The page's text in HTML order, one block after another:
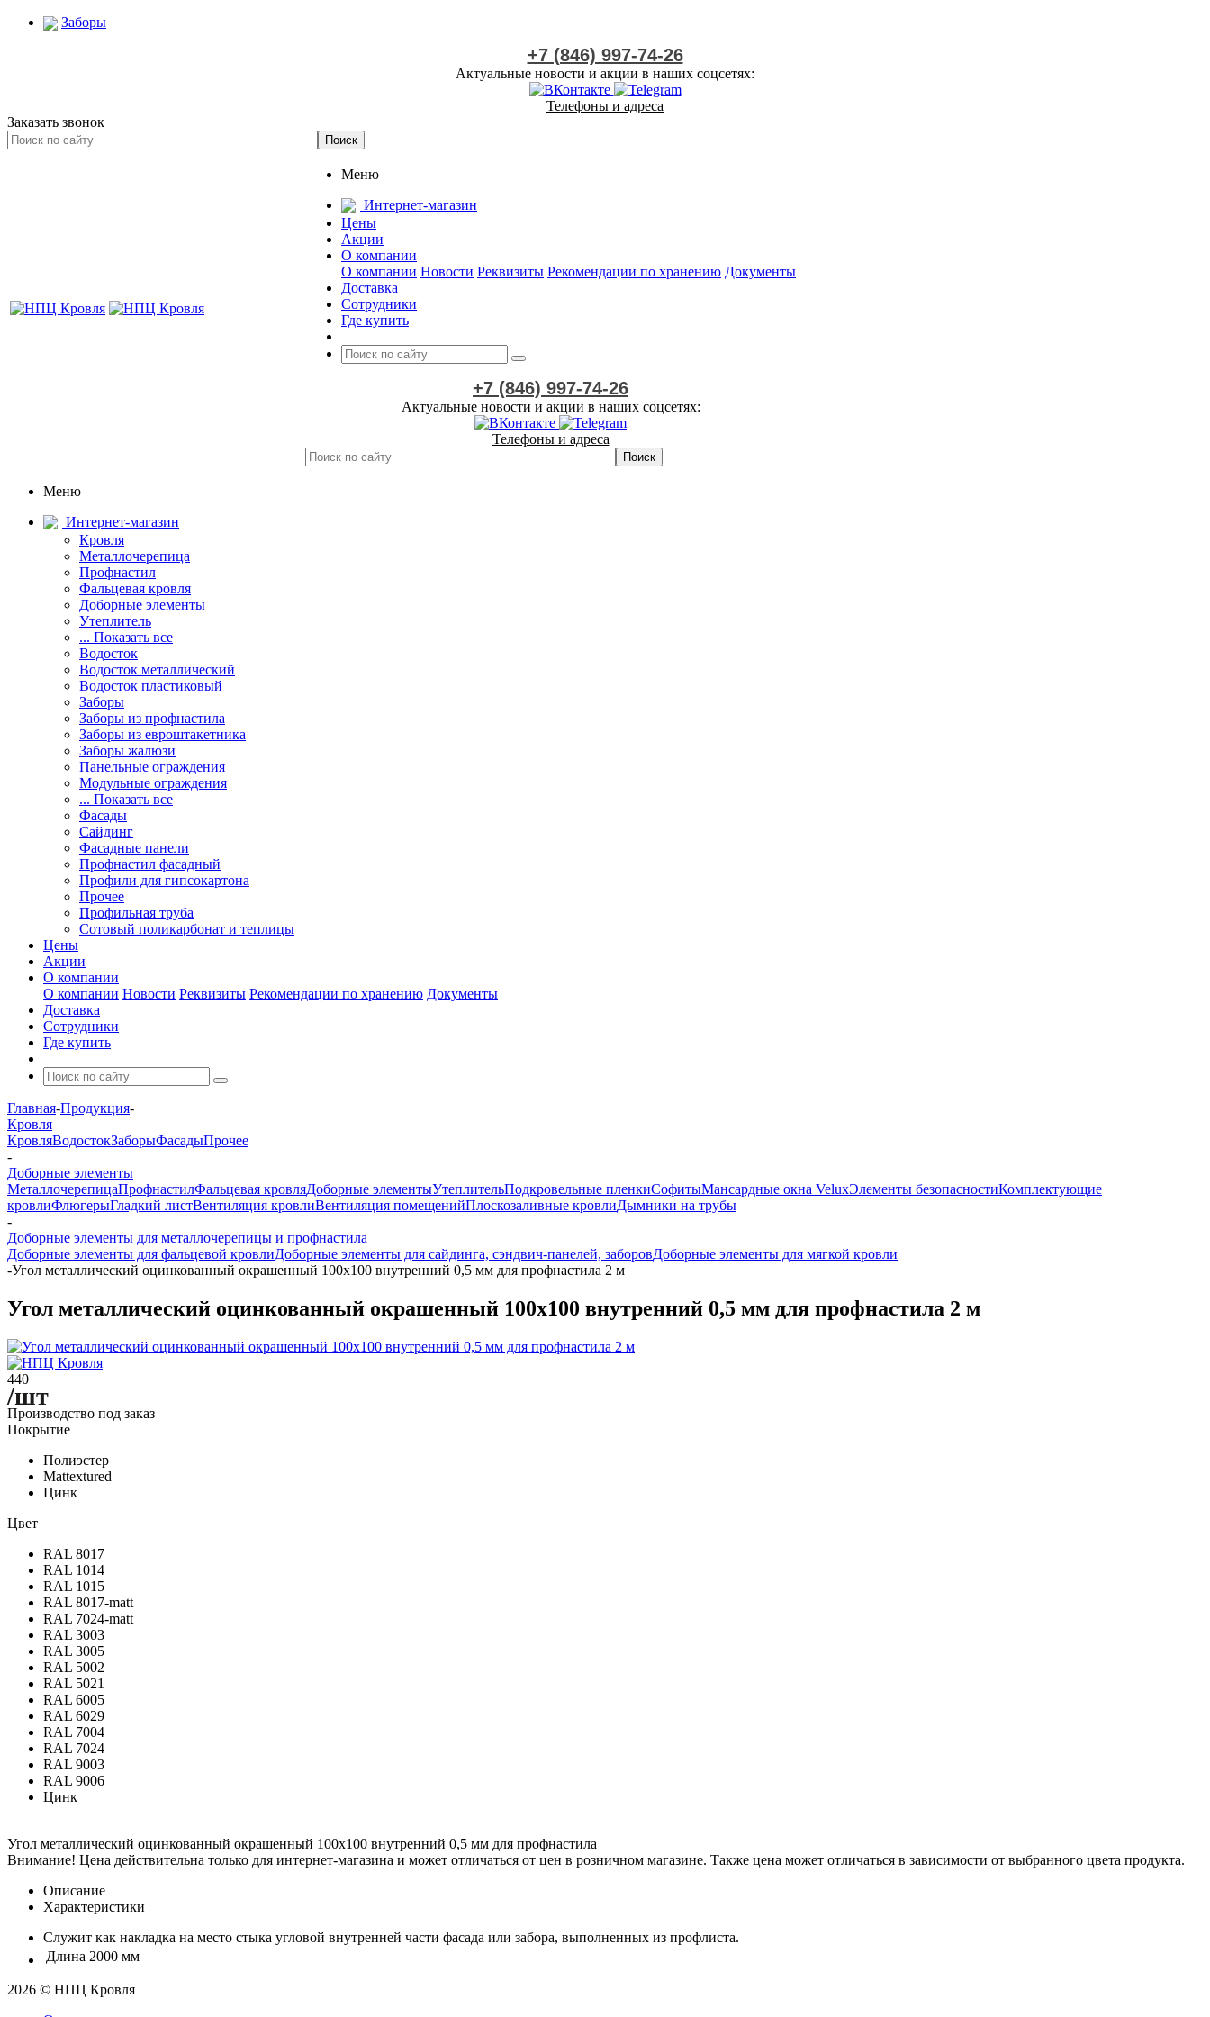
Заборы
+7 (846) 997-74-26
Актуальные новости и акции в наших соцсетях:
Телефоны и адреса
Заказать звонок
Меню
Интернет-магазин
Цены
Акции
О компании
О компании Новости Реквизиты Рекомендации по хранению Документы
Доставка
Сотрудники
Где купить
+7 (846) 997-74-26
Актуальные новости и акции в наших соцсетях:
Телефоны и адреса
Меню
Интернет-магазин
Кровля
Металлочерепица
Профнастил
Фальцевая кровля
Доборные элементы
Утеплитель
... Показать все
Водосток
Водосток металлический
Водосток пластиковый
Заборы
Заборы из профнастила
Заборы из евроштакетника
Заборы жалюзи
Панельные ограждения
Модульные ограждения
... Показать все
Фасады
Сайдинг
Фасадные панели
Профнастил фасадный
Профили для гипсокартона
Прочее
Профильная труба
Сотовый поликарбонат и теплицы
Цены
Акции
О компании
О компании Новости Реквизиты Рекомендации по хранению Документы
Доставка
Сотрудники
Где купить
Главная-Продукция-
Кровля
КровляВодостокЗаборыФасадыПрочее
-
Доборные элементы
МеталлочерепицаПрофнастилФальцевая кровляДоборные элементыУтеплительПодкровельные пленкиСофитыМансардные окна VeluxЭлементы безопасностиКомплектующие
кровлиФлюгерыГладкий листВентиляция кровлиВентиляция помещенийПлоскозаливные кровлиДымники на трубы
-
Доборные элементы для металлочерепицы и профнастила
Доборные элементы для фальцевой кровлиДоборные элементы для сайдинга, сэндвич-панелей, заборовДоборные элементы для мягкой кровли
-Угол металлический оцинкованный окрашенный 100х100 внутренний 0,5 мм для профнастила 2 м
Угол металлический оцинкованный окрашенный 100х100 внутренний 0,5 мм для профнастила 2 м
440
/шт
Производство под заказ
Покрытие
Полиэстер
Mattextured
Цинк
Цвет
RAL 8017
RAL 1014
RAL 1015
RAL 8017-matt
RAL 7024-matt
RAL 3003
RAL 3005
RAL 5002
RAL 5021
RAL 6005
RAL 6029
RAL 7004
RAL 7024
RAL 9003
RAL 9006
Цинк
Угол металлический оцинкованный окрашенный 100х100 внутренний 0,5 мм для профнастила
Внимание! Цена действительна только для интернет-магазина и может отличаться от цен в розничном магазине. Также цена может отличаться в зависимости от выбранного цвета продукта.
Описание
Характеристики
Служит как накладка на место стыка угловой внутренней части фасада или забора, выполненных из профлиста.
Длина 2000 мм
2026 © НПЦ Кровля